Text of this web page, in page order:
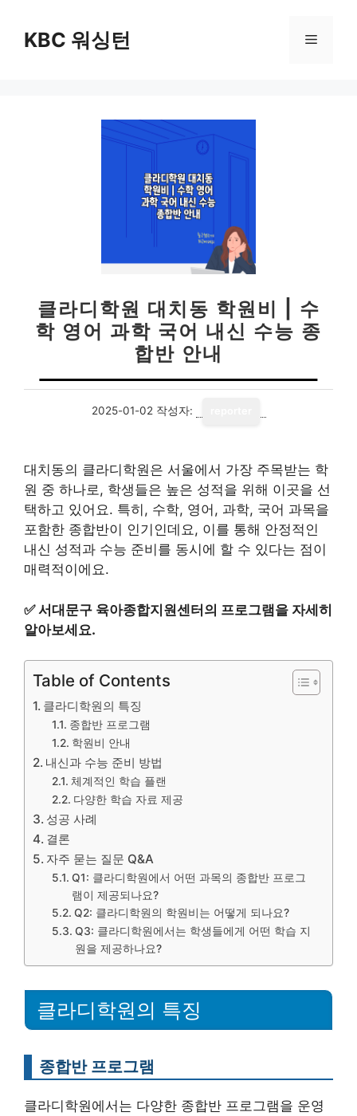
KBC 워싱턴 메
클라디학원 대치동 학원비 | 수
학 영어 과학 국어 내신 수능 종
합반 안내
2025-01-02 작성자:
대치동의 클라디학원은 서울에서 가장 주목받는 학
원 중 하나로, 학생들은 높은 성적을 위해 이곳을 선
택하고 있어요. 특히, 수학, 영어, 과학, 국어 과목을
포함한 종합반이 인기인데요, 이를 통해 안정적인
내신 성적과 수능 준비를 동시에 할 수 있다는 점이
매력적이에요.
✅서대문구 육아종합지원센터의 프로그램을 자세히
알아보세요.
Table of Contents
클라디학원의 특징
종합반 프로그램
학원비 안내
내신과 수능 준비 방법
체계적인 학습 플랜
다양한 학습 자료 제공
성공 사례
결론
자주 묻는 질문 Q&A
Q1: 클라디학원에서 어떤 과목의 종합반 프로그
램이 제공되나요?
Q2: 클라디학원의 학원비는 어떻게 되나요?
Q3: 클라디학원에서는 학생들에게 어떤 학습 지
원을 제공하나요?
클라디학원의 특징
종합반 프로그램
클라디학원에서는 다양한 종합반 프로그램을 운영